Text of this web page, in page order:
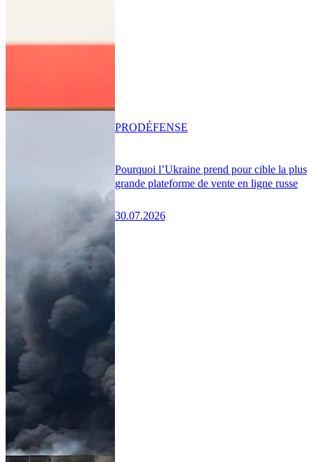
Pourquoi l’Ukraine prend pour cible la plus
grande plateforme de vente en ligne russe
30.07.2026
PRODÉFENSE